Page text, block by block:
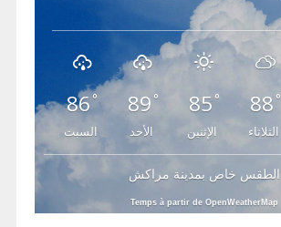
86°
السبت
89 °
الأحد
85°
الإثنين
88 °
الثلاثاء
الطقس خاص بمدينة مراكش
Temps à partir de OpenWeatherMap